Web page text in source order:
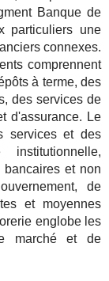
Banque de
particuliers une
connexes.
comprennent
à terme, des
des services de
d'assurance. Le
services et des
bancaires et non
de
et moyennes
englobe les
marché et de